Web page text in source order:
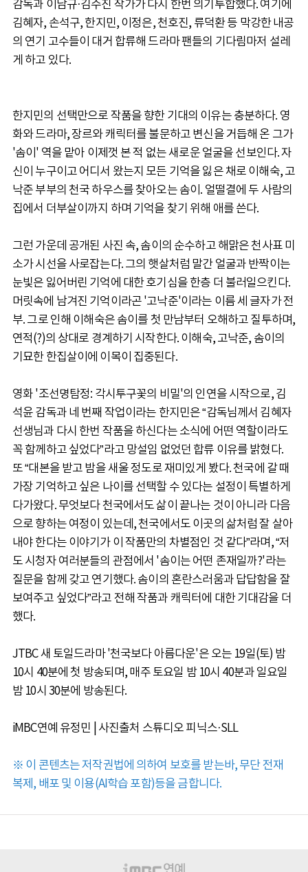
감독과 이남규·김수진 작가가 다시 한번 의기투합했다. 여기에
김혜자, 손석구, 한지민, 이정은, 천호진, 류덕환 등 막강한 내공
의 연기 고수들이 대거 합류해 드라마 팬들의 기다림마저 설레
게 하고 있다.
한지민의 선택만으로 작품을 향한 기대의 이유는 충분하다. 영
화와 드라마, 장르와 캐릭터를 불문하고 변신을 거듭해 온 그가
'솜이' 역을 맡아 이제껏 본 적 없는 새로운 얼굴을 선보인다. 자
신이 누구이고 어디서 왔는지 모든 기억을 잃은 채로 이해숙, 고
낙준 부부의 천국 하우스를 찾아오는 솜이. 얼떨결에 두 사람의
집에서 더부살이까지 하며 기억을 찾기 위해 애를 쓴다.
그런 가운데 공개된 사진 속, 솜이의 순수하고 해맑은 천사표 미
소가 시선을 사로잡는다. 그의 햇살처럼 말간 얼굴과 반짝이는
눈빛은 잃어버린 기억에 대한 호기심을 한층 더 불러일으킨다.
머릿속에 남겨진 기억이라곤 '고낙준'이라는 이름 세 글자가 전
부. 그로 인해 이해숙은 솜이를 첫 만남부터 오해하고 질투하며,
연적(?)의 상대로 경계하기 시작한다. 이해숙, 고낙준, 솜이의
기묘한 한집살이에 이목이 집중된다.
영화 '조선명탐정: 각시투구꽃의 비밀'의 인연을 시작으로, 김
석윤 감독과 네 번째 작업이라는 한지민은 “감독님께서 김혜자
선생님과 다시 한번 작품을 하신다는 소식에 어떤 역할이라도
꼭 함께하고 싶었다”라고 망설임 없었던 합류 이유를 밝혔다.
또 “대본을 받고 밤을 새울 정도로 재미있게 봤다. 천국에 갈 때
가장 기억하고 싶은 나이를 선택할 수 있다는 설정이 특별하게
다가왔다. 무엇보다 천국에서도 삶이 끝나는 것이 아니라 다음
으로 향하는 여정이 있는데, 천국에서도 이곳의 삶처럼 잘 살아
내야 한다는 이야기가 이 작품만의 차별점인 것 같다”라며, “저
도 시청자 여러분들의 관점에서 '솜이는 어떤 존재일까?'라는
질문을 함께 갖고 연기했다. 솜이의 혼란스러움과 답답함을 잘
보여주고 싶었다”라고 전해 작품과 캐릭터에 대한 기대감을 더
했다.
JTBC 새 토일드라마 '천국보다 아름다운'은 오는 19일(토) 밤
10시 40분에 첫 방송되며, 매주 토요일 밤 10시 40분과 일요일
밤 10시 30분에 방송된다.
iMBC연예 유정민 | 사진출처 스튜디오 피닉스·SLL
※ 이 콘텐츠는 저작권법에 의하여 보호를 받는바, 무단 전재
복제, 배포 및 이용(AI학습 포함)등을 금합니다.